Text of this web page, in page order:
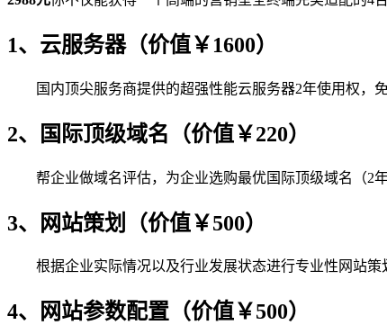
1、云服务器（价值￥1600）
国内顶尖服务商提供的超强性能云服务器2年使用权，免
2、国际顶级域名（价值￥220）
帮企业做域名评估，为企业选购最优国际顶级域名（2年
3、网站策划（价值￥500）
根据企业实际情况以及行业发展状态进行专业性网站策
4、网站参数配置（价值￥500）